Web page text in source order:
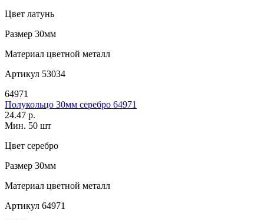
Цвет латунь
Размер 30мм
Материал цветной металл
Артикул 53034
64971
Полукольцо 30мм серебро 64971
24.47 р.
Мин. 50 шт
Цвет серебро
Размер 30мм
Материал цветной металл
Артикул 64971